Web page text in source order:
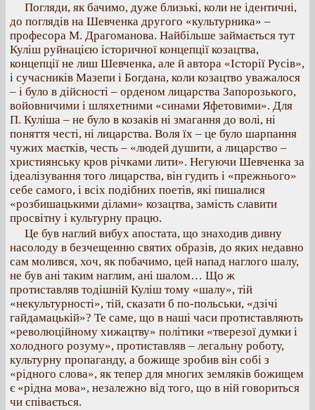
Погляди, як бачимо, дуже близькі, коли не ідентичні,
до поглядів на Шевченка другого «культурника» –
професора М. Драгоманова. Найбільше займається тут
Куліш руйнацією історичної концепції козацтва,
концепції не лиш Шевченка, але й автора «Історії Русів»,
і сучасників Мазепи і Богдана, коли козацтво уважалося
– і було в дійсності – орденом лицарства Запорозького,
войовничими і шляхетними «синами Яфетовими». Для
П. Куліша – не було в козаків ні змагання до волі, ні
поняття честі, ні лицарства. Воля їх – це було шарпання
чужих маєтків, честь – «людей душити, а лицарство –
християнську кров річками лити». Негуючи Шевченка за
ідеалізування того лицарства, він гудить і «прежнього»
себе самого, і всіх подібних поетів, які пишалися
«розбишацькими ділами» козацтва, замість славити
просвітну і культурну працю.
Це був наглий вибух апостата, що знаходив дивну
насолоду в безчещенню святих образів, до яких недавно
сам молився, хоч, як побачимо, цей напад наглого шалу,
не був ані таким наглим, ані шалом… Що ж
протиставляв тодішній Куліш тому «шалу», тій
«некультурності», тій, сказати б по-польськи, «дзічі
гайдамацькій»? Те саме, що в наші часи протиставляють
«революційному хижацтву» політики «тверезої думки і
холодного розуму», протиставляв – легальну роботу,
культурну пропаганду, а божище зробив він собі з
«рідного слова», як тепер для многих земляків божищем
є «рідна мова», незалежно від того, що в ній говориться
чи співається.